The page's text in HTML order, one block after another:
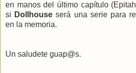
en manos del último capítulo
si Dollhouse será una serie para
en la memoria.
Un saludete guap@s.